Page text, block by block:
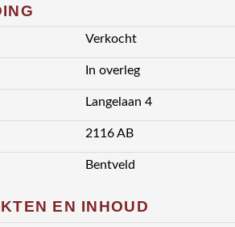
Verkocht
In overleg
Langelaan 4
2116 AB
Bentveld
EN INHOUD